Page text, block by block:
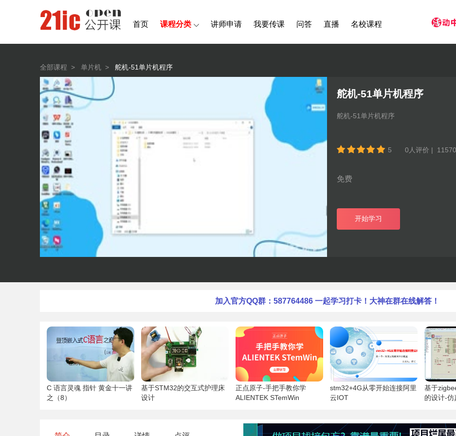
首页 课程分类 讲师申请 我要传课 问答 直播 名校课程
全部课程 > 单片机 > 舵机-51单片机程序
舵机-51单片机程序
舵机-51单片机程序
5 0 人评价 | 11570
免费
开始学习
加入官方QQ群：587764486 一起学习打卡！大神在群在线解答！
C 语言灵魂 指针 黄金十一讲
之（8）
基于STM32的交互式护理床
设计
正点原子-手把手教你学
ALIENTEK STemWin
stm32+4G从零开始连接阿里
云IOT
基于
的设计-仿